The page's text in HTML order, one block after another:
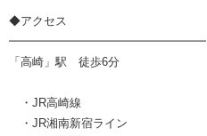
◆アクセス
━━━━━━━━━━━━━━━━━
「高崎」駅 徒歩6分
・JR高崎線
・JR湘南新宿ライン